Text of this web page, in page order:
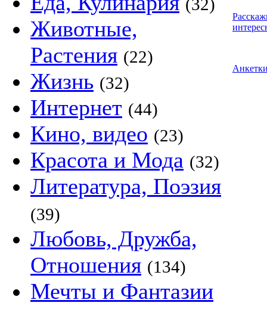
(32)
Животные,
Растения (22)
Жизнь (32)
Интернет (44)
Кино, видео (23)
Красота и Мода (32)
Литература, Поэзия
(39)
Любовь, Дружба,
Отношения (134)
Мечты и Фантазии